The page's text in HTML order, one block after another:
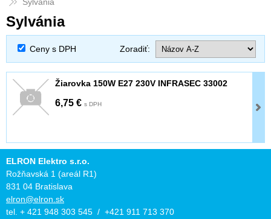
Sylvánia
Ceny s DPH Zoradiť:
Žiarovka 150W E27 230V INFRASEC 33002
6,75 € s DPH
ELRON Elektro s.r.o.
Rožňavská 1 (areál R1)
831 04 Bratislava
elron@elron.sk
tel. + 421 948 303 545 / +421 911 713 370